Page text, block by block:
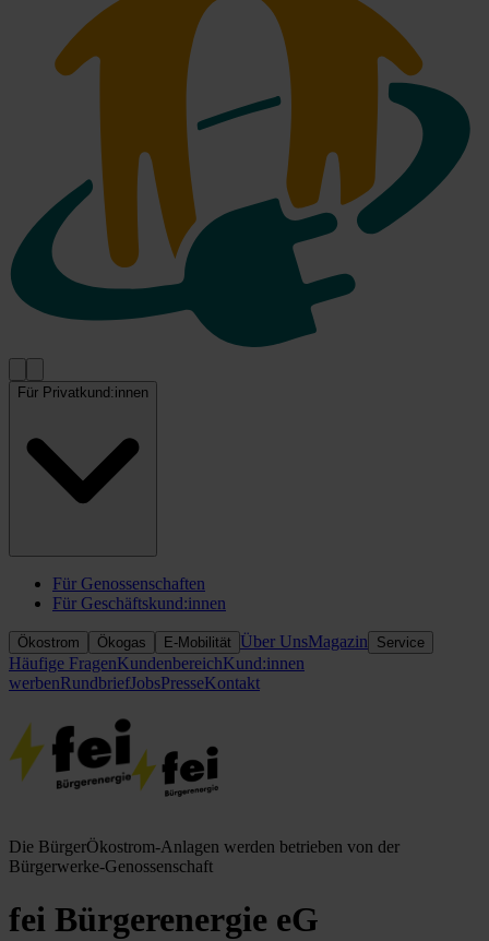
Für Privatkund:innen
Für Genossenschaften
Für Geschäftskund:innen
Ökostrom Ökogas E-Mobilität Über UnsMagazin Service
Häufige FragenKundenbereichKund:innen
werbenRundbriefJobsPresseKontakt
Die BürgerÖkostrom-Anlagen werden betrieben von der
Bürgerwerke-Genossenschaft
fei Bürgerenergie eG